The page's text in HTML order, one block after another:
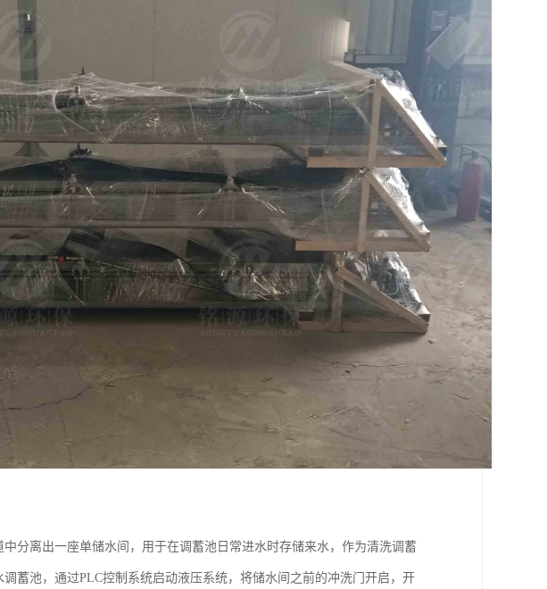
分离出一座单储水间，用于在调蓄池日常进水时存储来水，作为清洗调蓄
蓄池，通过PLC控制系统启动液压系统，将储水间之前的冲洗门开启，开